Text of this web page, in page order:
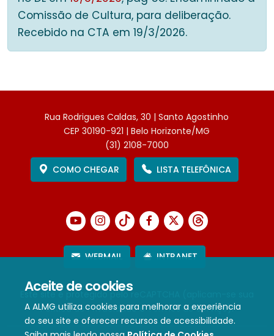
Aceite de cookies
A ALMG utiliza cookies para melhorar a experiência
do seu site e oferecer recursos de acessibilidade.
Comissão de Cultura, para deliberação.
Recebido na CTA em 19/3/2026.
Rua Rodrigues Caldas, 30 | Santo Agostinho
CEP 30190-921 | Belo Horizonte/MG
(31) 2108-7000
COMO CHEGAR
LISTA TELEFÔNICA
WEBMAIL INTRANET
Este site é protegido pelo reCAPTCHA (aplicam-se sua
Política de PrivacidadeeTermos de Serviço).